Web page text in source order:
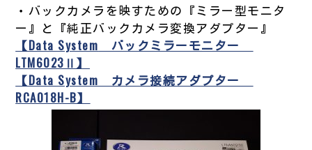
・バックカメラを映すための『ミラー型モニタ
ー』と『純正バックカメラ変換アダプター』
【Data System バックミラーモニター
LTM6023Ⅱ】
【Data System カメラ接続アダプター
RCA018H-B】